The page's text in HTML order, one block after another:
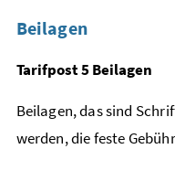
Beilagen
Tarifpost 5 Beilagen
Beilagen, das sind
werden, die feste